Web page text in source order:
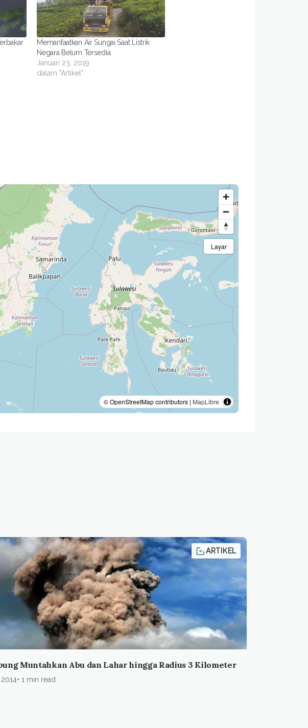
Memanfaatkan Air Sungai Saat Listrik
Negara Belum Tersedia
Januari 23, 2019
dalam "Artikel"
Layar
© OpenStreetMap contributors | MapLibre
ARTIKEL
Muntahkan Abu dan Lahar hingga Radius 3 Kilometer
1 min read